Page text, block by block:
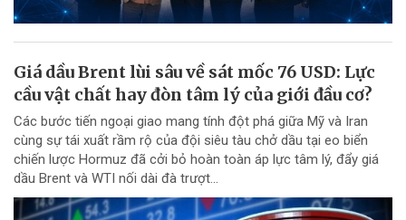
Giá dầu Brent lùi sâu về sát mốc 76 USD: Lực
cầu vật chất hay đòn tâm lý của giới đầu cơ?
Các bước tiến ngoại giao mang tính đột phá giữa Mỹ và Iran
cùng sự tái xuất rầm rộ của đội siêu tàu chở dầu tại eo biển
chiến lược Hormuz đã cởi bỏ hoàn toàn áp lực tâm lý, đẩy giá
dầu Brent và WTI nối dài đà trượt...